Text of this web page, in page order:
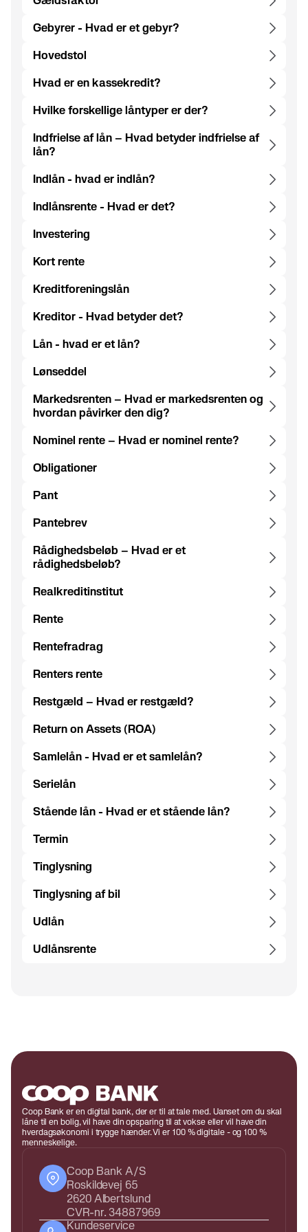
Gebyrer - Hvad er et gebyr?
Hovedstol
Hvad er en kassekredit?
Hvilke forskellige låntyper er der?
Indfrielse af lån – Hvad betyder indfrielse af
lån?
Indlån - hvad er indlån?
Indlånsrente - Hvad er det?
Investering
Kort rente
Kreditforeningslån
Kreditor - Hvad betyder det?
Lån - hvad er et lån?
Lønseddel
Markedsrenten – Hvad er markedsrenten og
hvordan påvirker den dig?
Nominel rente – Hvad er nominel rente?
Obligationer
Pant
Pantebrev
Rådighedsbeløb – Hvad er et
rådighedsbeløb?
Realkreditinstitut
Rente
Rentefradrag
Renters rente
Restgæld – Hvad er restgæld?
Return on Assets (ROA)
Samlelån - Hvad er et samlelån?
Serielån
Stående lån - Hvad er et stående lån?
Termin
Tinglysning
Tinglysning af bil
Udlån
Udlånsrente
Coop Bank er en digital bank, der er til at tale med. Uanset om du skal
låne til en bolig, vil have din opsparing til at vokse eller vil have din
hverdagsøkonomi i trygge hænder. Vi er 100 % digitale - og 100 %
menneskelige.
Coop Bank A/S
Roskildevej 65
2620 Albertslund
CVR-nr. 34887969
Kundeservice